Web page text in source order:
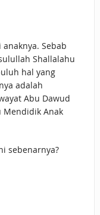
Sebab
Shallalahu
hal yang
adalah
Abu Dawud
Mendidik Anak
sebenarnya?